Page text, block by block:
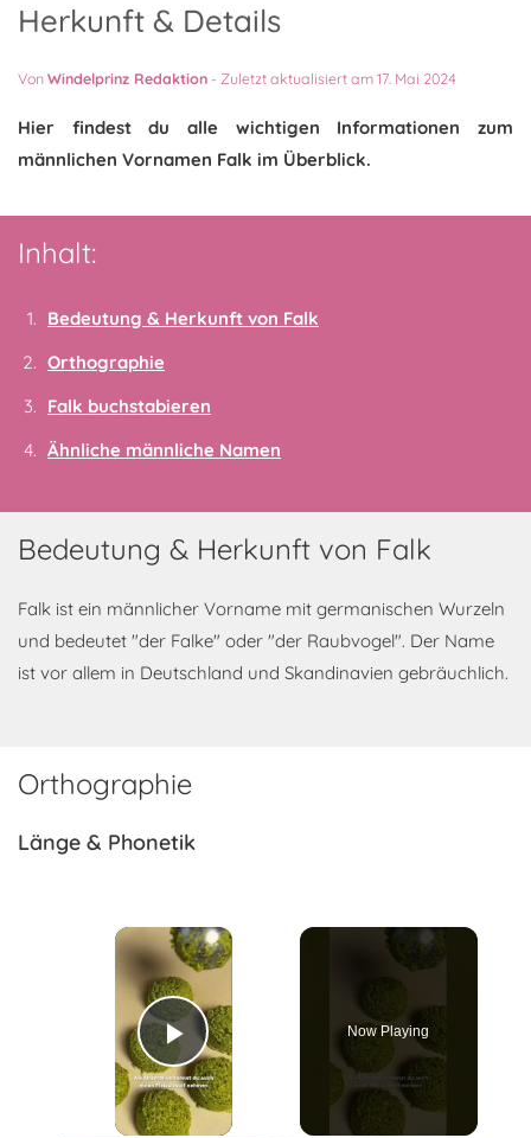
Herkunft & Details
VonWindelprinz Redaktion - Zuletzt aktualisiert am 17. Mai 2024
Hier findest du alle wichtigen Informationen zum
männlichen Vornamen Falk im Überblick.
Inhalt:
Bedeutung & Herkunft von Falk
Orthographie
Falk buchstabieren
Ähnliche männliche Namen
Bedeutung & Herkunft von Falk
Falk ist ein männlicher Vorname mit germanischen Wurzeln
und bedeutet "der Falke" oder "der Raubvogel". Der Name
ist vor allem in Deutschland und Skandinavien gebräuchlich.
Orthographie
Länge & Phonetik
×
Play Video
Now Playing